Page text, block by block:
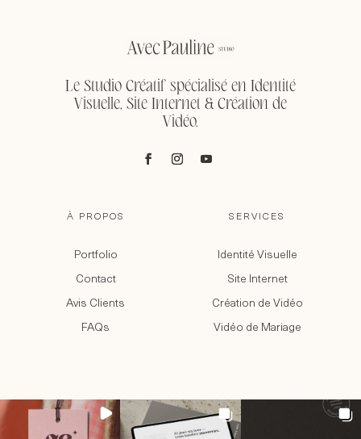
Le Studio Créatif spécialisé en Identité
Visuelle, Site Internet & Création de
Vidéo.
À PROPOS
Portfolio
Contact
Avis Clients
FAQs
SERVICES
Identité Visuelle
Site Internet
Création de Vidéo
Vidéo de Mariage